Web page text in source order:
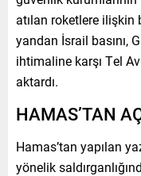
atılan roketlere ilişkin
yandan İsrail basını,
ihtimaline karşı Tel
aktardı.
HAMAS’TAN
Hamas’tan yapılan
yönelik